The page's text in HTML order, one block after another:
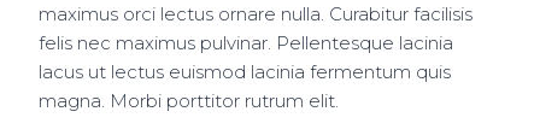
maximus orci lectus ornare nulla. Curabitur facilisis
felis nec maximus pulvinar. Pellentesque lacinia
lacus ut lectus euismod lacinia fermentum quis
magna. Morbi porttitor rutrum elit.